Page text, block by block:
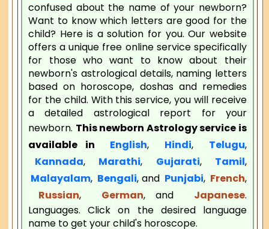
confused about the name of your newborn?
Want to know which letters are good for the
child? Here is a solution for you. Our website
offers a unique free online service specifically
for those who want to know about their
newborn's astrological details, naming letters
based on horoscope, doshas and remedies
for the child. With this service, you will receive
a detailed astrological report for your
newborn. This newborn Astrology service is
available in
English, Hindi, Telugu,
Kannada, Marathi, Gujarati, Tamil,
Malayalam, Bengali, and Punjabi, French,
Russian, German, and Japanese.
Languages. Click on the desired language
name to get your child's horoscope.